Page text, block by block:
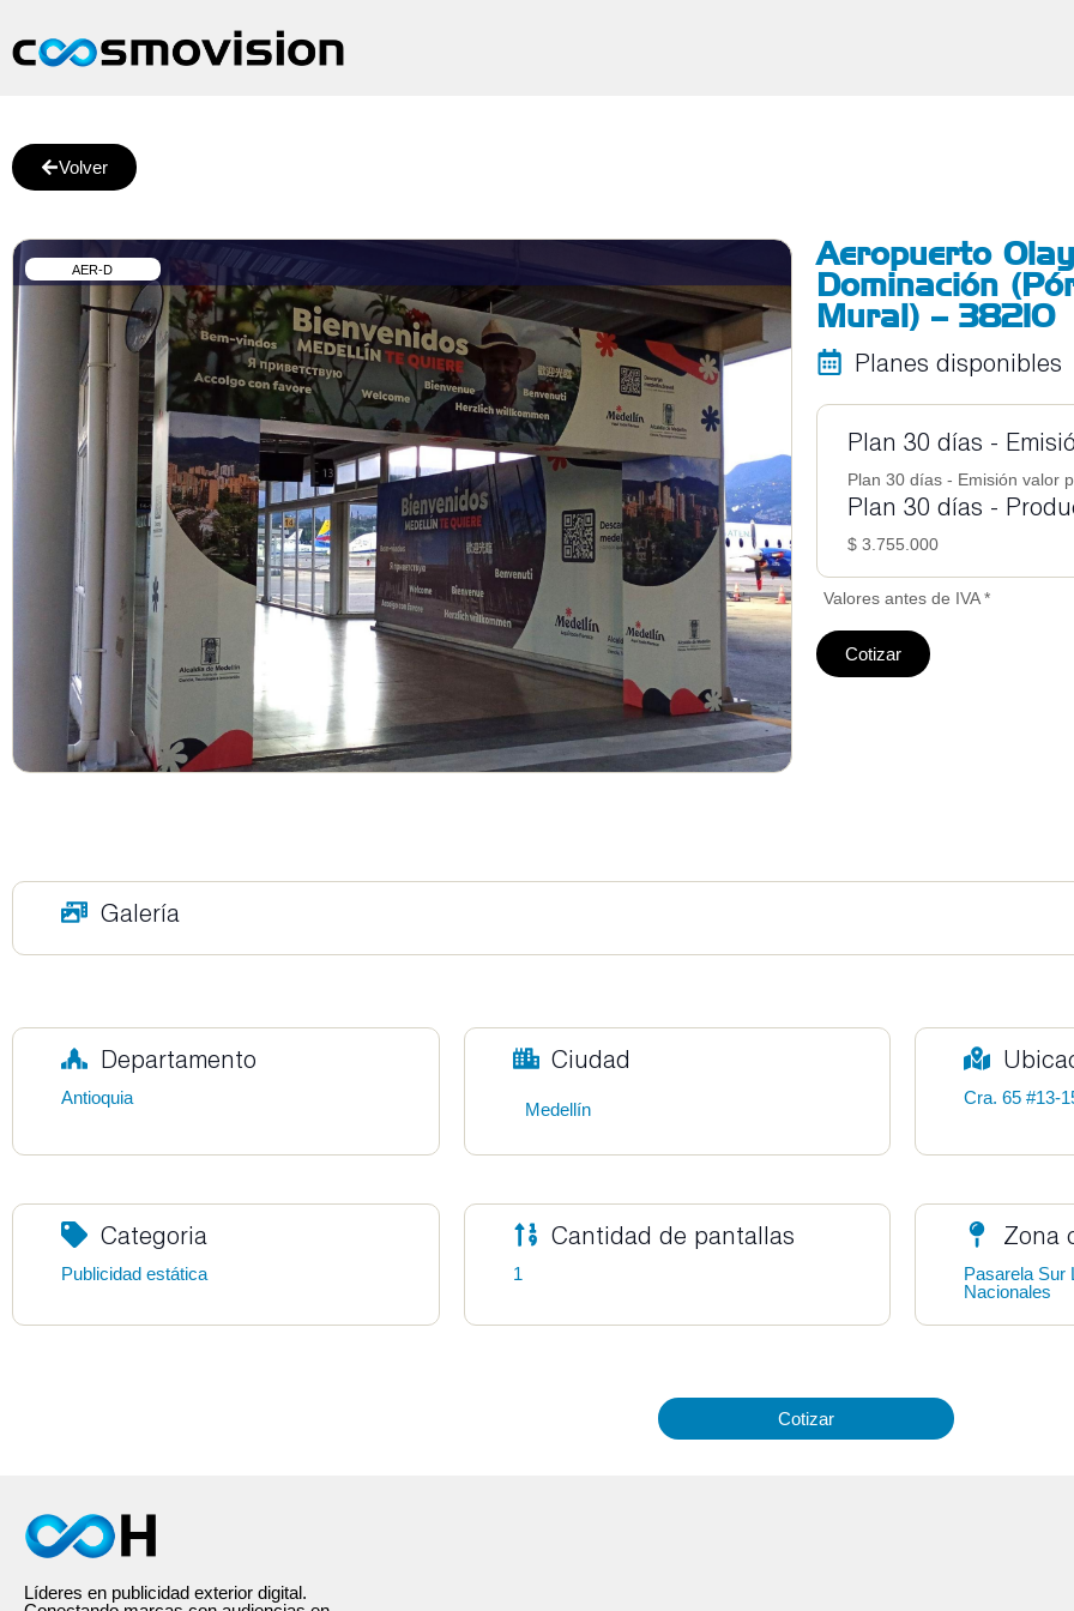
Volver
AER-D
Aeropuerto
Dominación
Mural) – 38210
Planes disponibles
Plan 30 días -
Plan 30 días - Emisión valor
Plan 30 días -
$ 3.755.000
Valores antes de IVA *
Cotizar
Galería
Departamento
Antioquia
Ciudad
Medellín
Cra. 65 #13-
Categoria
Publicidad estática
Cantidad de pantallas
1
Zona
Pasarela Sur
Nacionales
Cotizar
Líderes en publicidad exterior digital.